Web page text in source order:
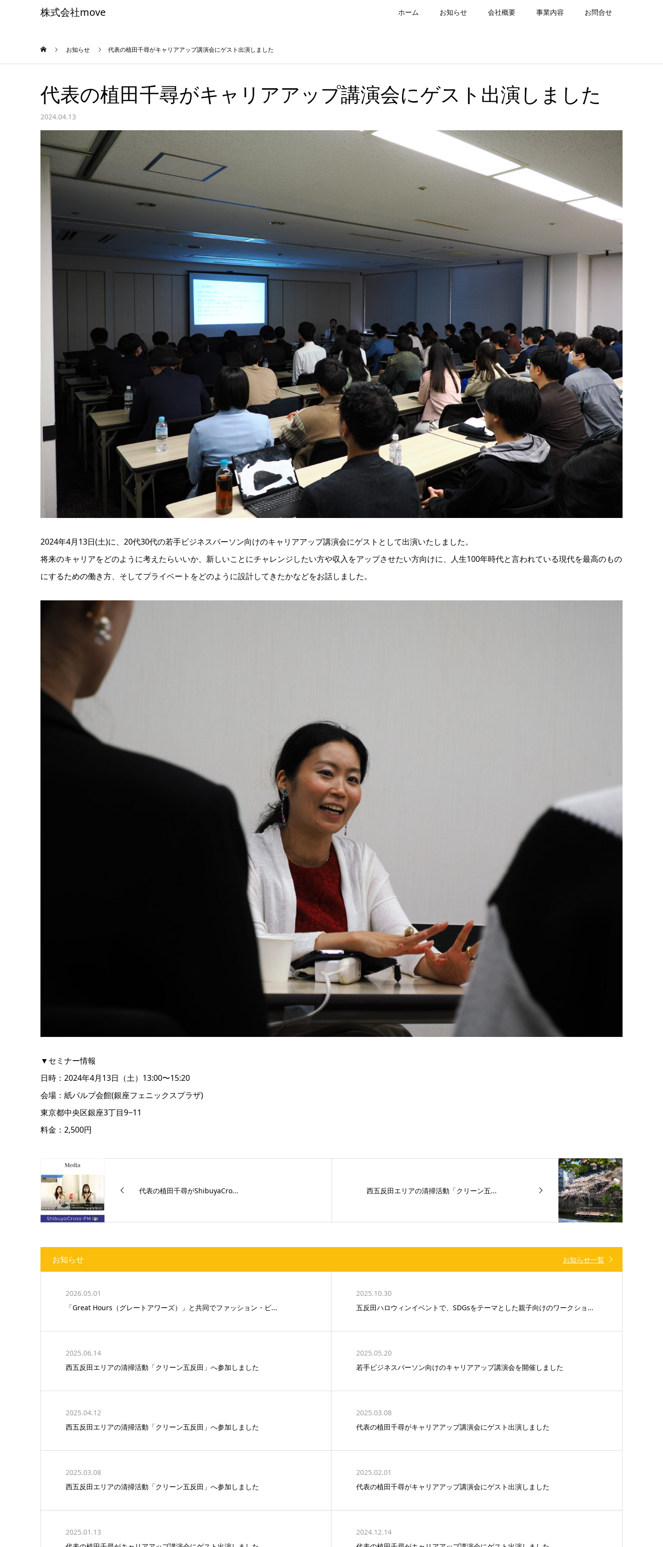
株式会社move ホーム お知らせ 会社概要 事業内容 お問合せ
お知らせ 代表の植田千尋がキャリアアップ講演会にゲスト出演しました
代表の植田千尋がキャリアアップ講演会にゲスト出演しました
2024.04.13
2024年4月13日(土)に、20代30代の若手ビジネスパーソン向けのキャリアアップ講演会にゲストとして出演いたしました。
将来のキャリアをどのように考えたらいいか、新しいことにチャレンジしたい方や収入をアップさせたい方向けに、人生100年時代と言われている現代を最高のもの
にするための働き方、そしてプライベートをどのように設計してきたかなどをお話しました。
▼セミナー情報
日時：2024年4月13日（土）13:00〜15:20
会場：紙パルプ会館(銀座フェニックスプラザ)
東京都中央区銀座3丁目9−11
料金：2,500円
代表の植田千尋がShibuyaCro... 西五反田エリアの清掃活動「クリーン五...
お知らせ お知らせ一覧
2026.05.01
「Great Hours（グレートアワーズ）」と共同でファッション・ビ...
2025.10.30
五反田ハロウィンイベントで、SDGsをテーマとした親子向けのワークショ...
2025.06.14
西五反田エリアの清掃活動「クリーン五反田」へ参加しました
2025.05.20
若手ビジネスパーソン向けのキャリアアップ講演会を開催しました
2025.04.12
西五反田エリアの清掃活動「クリーン五反田」へ参加しました
2025.03.08
代表の植田千尋がキャリアアップ講演会にゲスト出演しました
2025.03.08
西五反田エリアの清掃活動「クリーン五反田」へ参加しました
2025.02.01
代表の植田千尋がキャリアアップ講演会にゲスト出演しました
2025.01.13
2024.12.14